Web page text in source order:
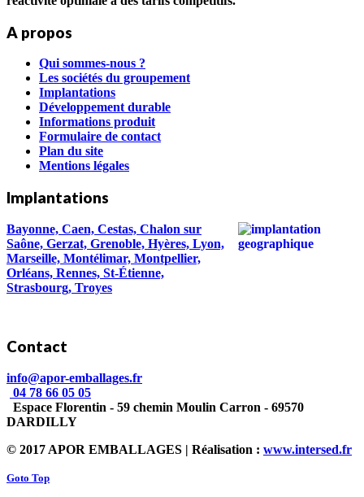
A propos
Qui sommes-nous ?
Les sociétés du groupement
Implantations
Développement durable
Informations produit
Formulaire de contact
Plan du site
Mentions légales
Implantations
Bayonne, Caen, Cestas, Chalon sur
Saône, Gerzat, Grenoble, Hyères, Lyon,
Marseille, Montélimar, Montpellier,
Orléans, Rennes, St-Étienne,
Strasbourg, Troyes
Contact
info@apor-emballages.fr
04 78 66 05 05
Espace Florentin - 59 chemin Moulin Carron - 69570
DARDILLY
© 2017 APOR EMBALLAGES | Réalisation : www.intersed.fr
Goto Top